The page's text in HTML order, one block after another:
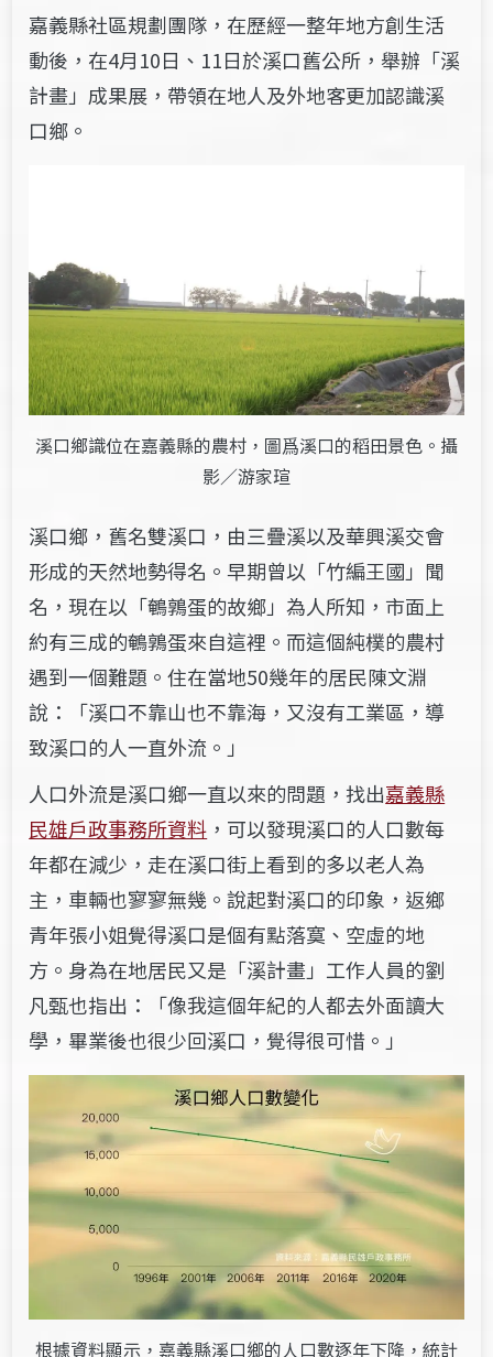
嘉義縣社區規劃團隊，在歷經一整年地方創生活
動後，在4月10日、11日於溪口舊公所，舉辦「溪
計畫」成果展，帶領在地人及外地客更加認識溪
口鄉。
溪口鄉識位在嘉義縣的農村，圖爲溪口的稻田景色。攝
影／游家瑄
溪口鄉，舊名雙溪口，由三疊溪以及華興溪交會
形成的天然地勢得名。早期曾以「竹編王國」聞
名，現在以「鵪鶉蛋的故鄉」為人所知，市面上
約有三成的鵪鶉蛋來自這裡。而這個純樸的農村
遇到一個難題。住在當地50幾年的居民陳文淵
說：「溪口不靠山也不靠海，又沒有工業區，導
致溪口的人一直外流。」
人口外流是溪口鄉一直以來的問題，找出嘉義縣
民雄戶政事務所資料 ，可以發現溪口的人口數每
年都在減少，走在溪口街上看到的多以老人為
主，車輛也寥寥無幾。說起對溪口的印象，返鄉
青年張小姐覺得溪口是個有點落寞、空虛的地
方。身為在地居民又是「溪計畫」工作人員的劉
凡甄也指出：
「像我這個年紀的人都去外面讀大
學，畢業後也很少回溪口，覺得很可惜。」
根據資料顯示，嘉義縣溪口鄉的人口數逐年下降，統計